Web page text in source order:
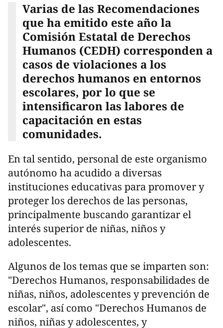
Varias de las Recomendaciones
que ha emitido este año la
Comisión Estatal de Derechos
Humanos (CEDH) corresponden a
casos de violaciones a los
derechos humanos en entornos
escolares, por lo que se
intensificaron las labores de
capacitación en estas
comunidades.
En tal sentido, personal de este organismo
autónomo ha acudido a diversas
instituciones educativas para promover y
proteger los derechos de las personas,
principalmente buscando garantizar el
interés superior de niñas, niños y
adolescentes.
Algunos de los temas que se imparten son:
"Derechos Humanos, responsabilidades de
niñas, niños, adolescentes y prevención de
escolar", así como "Derechos Humanos de
niños, niñas y adolescentes, y